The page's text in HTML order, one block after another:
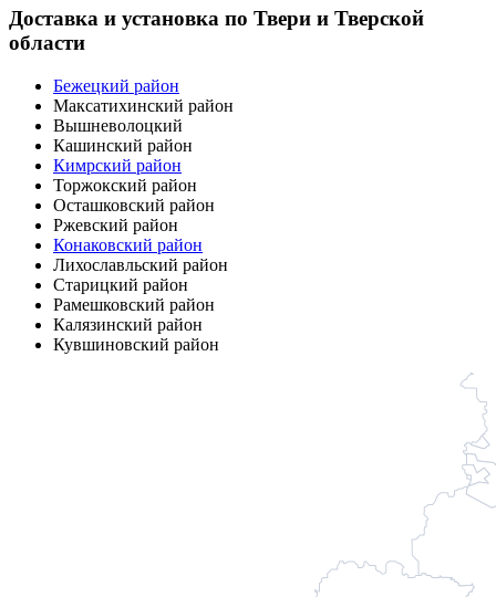
Доставка и установка по Твери и Тверской
области
Бежецкий район
Максатихинский район
Вышневолоцкий
Кашинский район
Кимрский район
Торжокский район
Осташковский район
Ржевский район
Конаковский район
Лихославльский район
Старицкий район
Рамешковский район
Калязинский район
Кувшиновский район